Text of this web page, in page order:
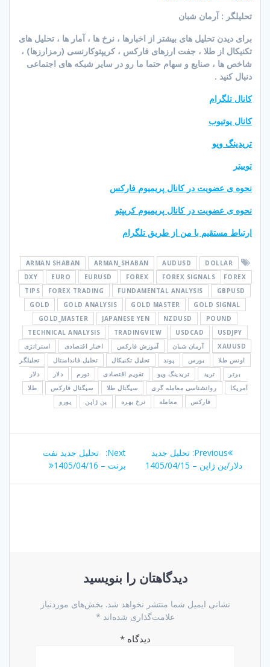
تحلیلگر : آرمان شبان
برای دیدن تحلیل های بیشتر از اخبارها ، نرخ ها ، آمار ها ، تحلیل های
تکنیکال از طلا ، جفت ارزهای فارکس ، کریپتوکارنسی (رمزارزها) ،
شاخص ها ، صنایع و سهام حتما ما رو در سایر شبکه های اجتماعی
دنبال کنید .
کانال تلگرام
کانال یوتیوب
تریدینگ ویو
توییتر
نحوه ی عضویت در کانال پریمیوم فارکس
نحوه ی عضویت در کانال پریمیوم کریپتو
ارتباط مستقیم با من از طریق تلگرام
ARMAN SHABAN ARMAN_SHABAN AUDUSD
DOLLAR
DXY
EURO EURUSD FOREX FOREX SIGNALS
FOREX
TIPS
FOREX TRADING FUNDAMENTAL ANALYSIS
GBPUSD
GOLD
GOLD ANALYSIS GOLD MASTER
GOLD SIGNAL
GOLD_MASTER
JAPANESE YEN NZDUSD
POUND
TECHNICAL ANALYSIS
TRADINGVIEW USDCAD
USDJPY
XAUUSD
آرمان شبان آموزش فارکس اخبار اقتصادی
استراتژی
اونس طلا
بورس پوند تحلیل تکنیکال تحلیل فاندامنتال
تحلیلگر
برتر
ترید تریدینگ ویو تقویم اقتصادی تورم دلار
دلار
آمریکا
روانشناسی معامله گری سیگنال طلا سیگنال فارکس
طلا
فارکس
معامله نرخ بهره ین ژاپن یورو
راهبری
نوشته
Previous:
Previous
post:
تحلیل جدید
دلار/ین ژاپن – 1405/04/15
Next:
Next
post:
تحلیل جدید نفت
برنت – 1405/04/16
دیدگاهتان را بنویسید
نشانی ایمیل شما منتشر نخواهد شد. بخش‌های موردنیاز
علامت‌گذاری شده‌اند *
دیدگاه*